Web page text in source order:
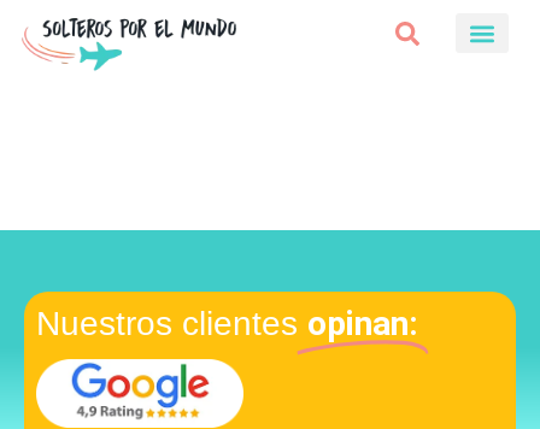
Nuestros clientes opinan: